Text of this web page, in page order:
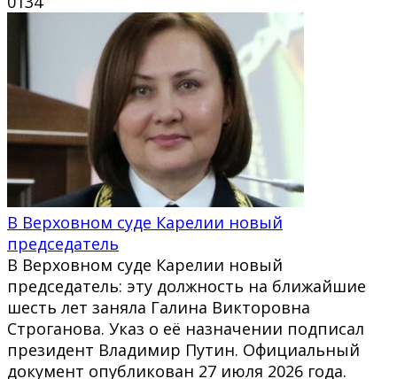
В Верховном суде Карелии новый
председатель
В Верховном суде Карелии новый
председатель: эту должность на ближайшие
шесть лет заняла Галина Викторовна
Строганова. Указ о её назначении подписал
президент Владимир Путин. Официальный
документ опубликован 27 июля 2026 года.